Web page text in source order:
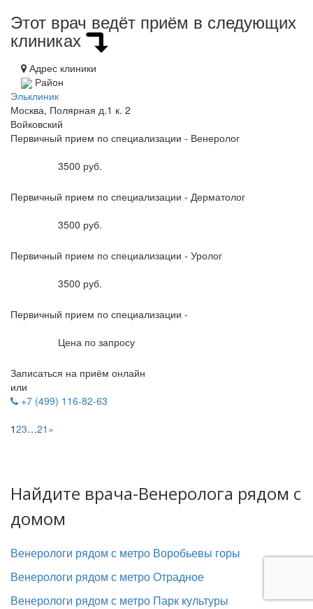
Этот врач ведёт приём в следующих
клиниках
Адрес клиники
Район
Эльклиник
Москва, Полярная д.1 к. 2
Войковский
Первичный прием по специализации - Венеролог
3500 руб.
Первичный прием по специализации - Дерматолог
3500 руб.
Первичный прием по специализации - Уролог
3500 руб.
Первичный прием по специализации -
Цена по запросу
Записаться на приём онлайн
или
+7 (499) 116-82-63
123…21 »
Найдите врача-Венеролога рядом с
домом
Венерологи рядом с метро Воробьевы горы
Венерологи рядом с метро Отрадное
Венерологи рядом с метро Парк культуры